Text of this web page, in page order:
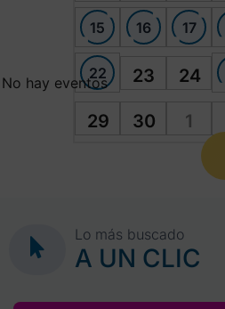
15 16 17
22 23 24
29 30 1
No hay eventos
Lo más buscado
A UN CLIC